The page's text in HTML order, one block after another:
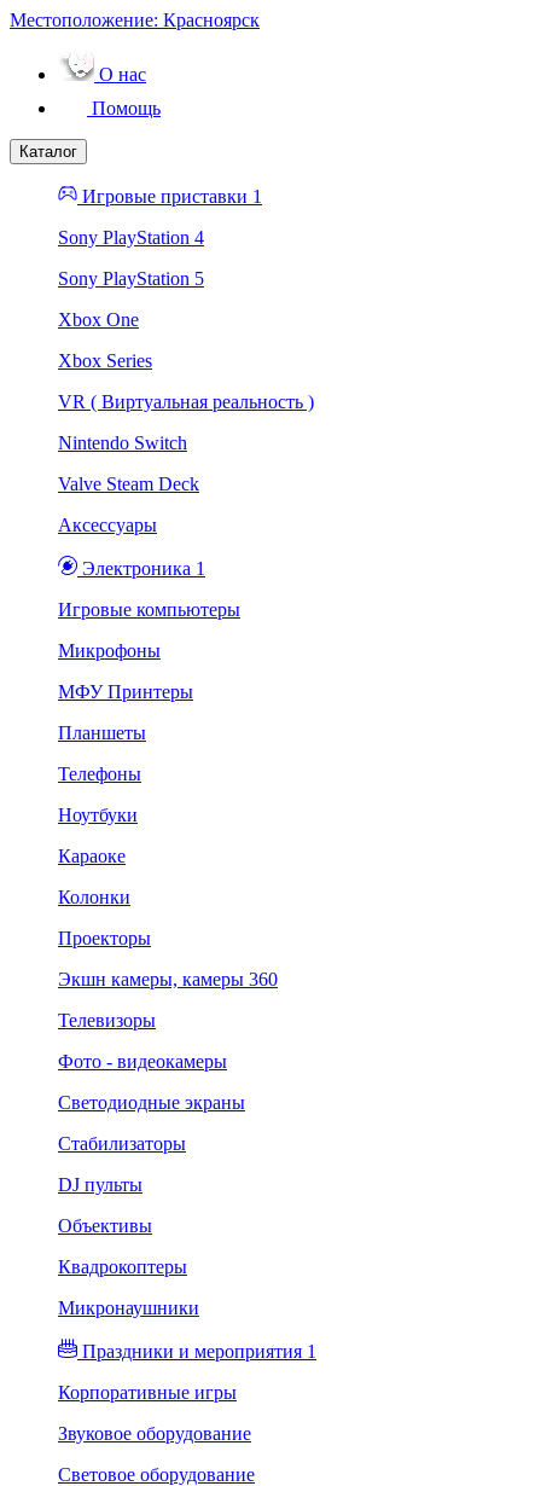
Местоположение: Красноярск
О нас
Помощь
Каталог
Игровые приставки 1
Sony PlayStation 4
Sony PlayStation 5
Xbox One
Xbox Series
VR ( Виртуальная реальность )
Nintendo Switch
Valve Steam Deck
Аксессуары
Электроника 1
Игровые компьютеры
Микрофоны
МФУ Принтеры
Планшеты
Телефоны
Ноутбуки
Караоке
Колонки
Проекторы
Экшн камеры, камеры 360
Телевизоры
Фото - видеокамеры
Светодиодные экраны
Стабилизаторы
DJ пульты
Объективы
Квадрокоптеры
Микронаушники
Праздники и мероприятия 1
Корпоративные игры
Звуковое оборудование
Световое оборудование